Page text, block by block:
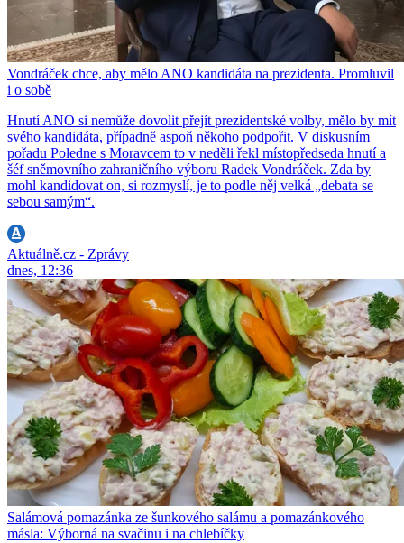
Vondráček chce, aby mělo ANO kandidáta na prezidenta. Promluvil
i o sobě
Hnutí ANO si nemůže dovolit přejít prezidentské volby, mělo by mít
svého kandidáta, případně aspoň někoho podpořit. V diskusním
pořadu Poledne s Moravcem to v neděli řekl místopředseda hnutí a
šéf sněmovního zahraničního výboru Radek Vondráček. Zda by
mohl kandidovat on, si rozmyslí, je to podle něj velká „debata se
sebou samým“.
Aktuálně.cz - Zprávy
dnes, 12:36
Salámová pomazánka ze šunkového salámu a pomazánkového
másla: Výborná na svačinu i na chlebíčky